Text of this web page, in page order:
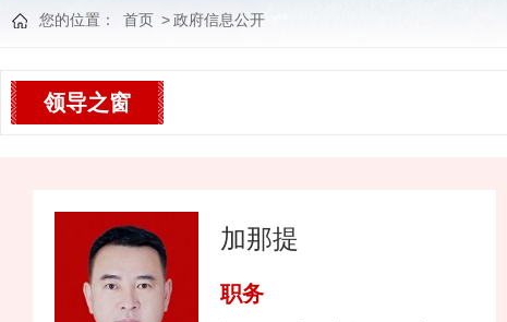
您的位置： 首页 >政府信息公开
领导之窗
加那提